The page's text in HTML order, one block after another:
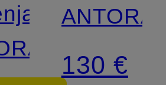
ANTORA
130 €